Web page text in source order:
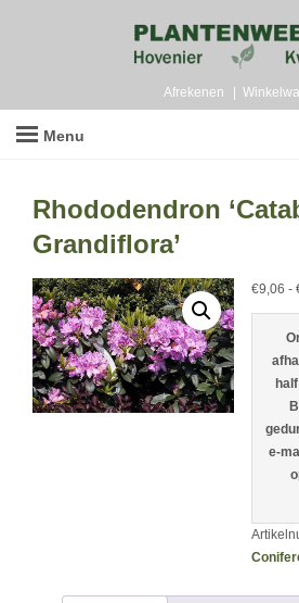
Afrekenen
Menu
Rhododendron
Grandiflora’
€9,06 -
e-